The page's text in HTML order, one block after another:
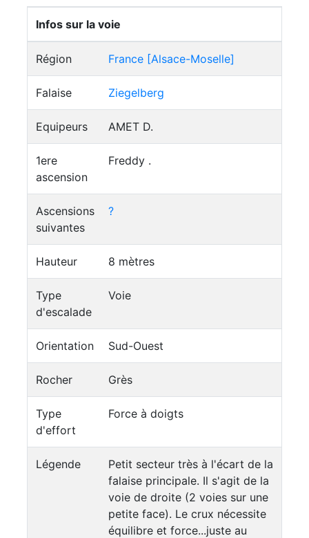
Infos sur la voie
Région France [Alsace-Moselle]
Falaise Ziegelberg
Equipeurs AMET D.
1ere
ascension
Freddy .
Ascensions
suivantes
?
Hauteur 8 mètres
Type
d'escalade
Voie
Orientation Sud-Ouest
Rocher Grès
Type
d'effort
Force à doigts
Légende
Petit secteur très à l'écart de la
falaise principale. Il s'agit de la
voie de droite (2 voies sur une
petite face). Le crux nécessite
équilibre et force...juste au